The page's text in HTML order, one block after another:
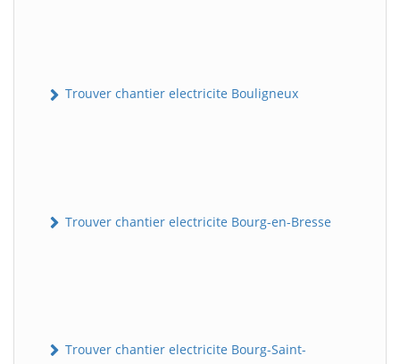
Trouver chantier electricite Bouligneux
Trouver chantier electricite Bourg-en-Bresse
Trouver chantier electricite Bourg-Saint-